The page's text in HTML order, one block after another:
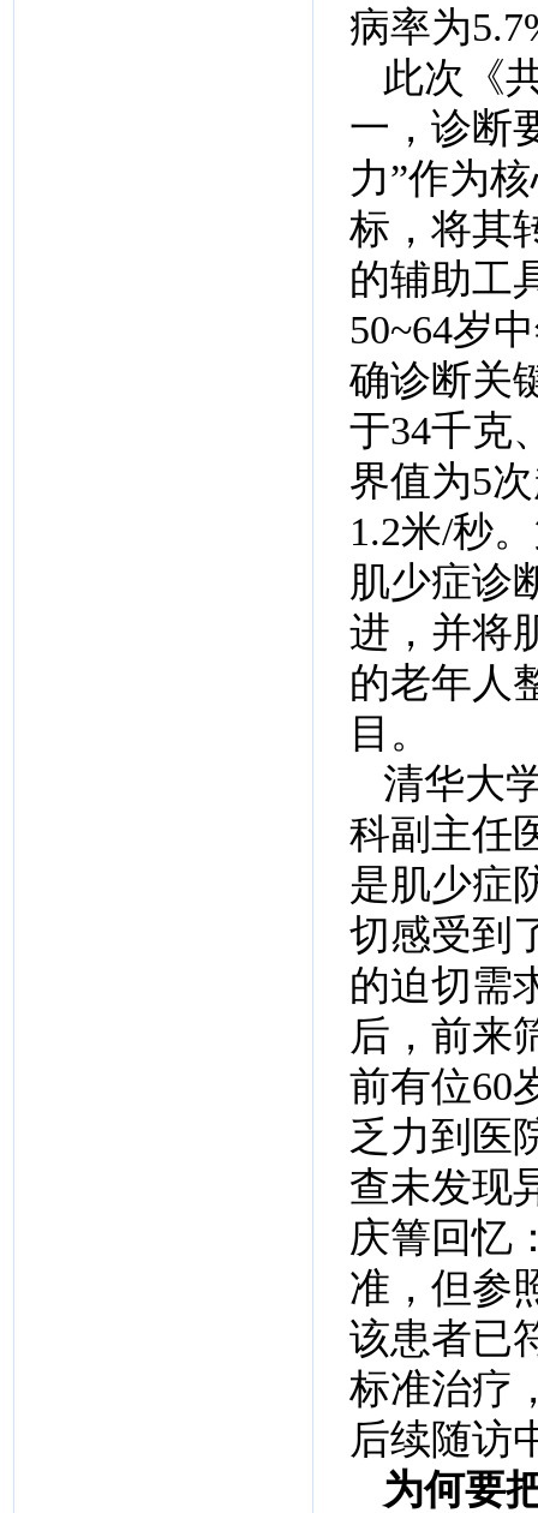
病率为
此次《
一，诊断
力”作为
标，将其
的辅助工
50~64岁
确诊断关
于34千克
界值为5
1.2米/秒
肌少症诊
进，并将
的老年人
目。
清华大
科副主任
是肌少症
切感受到
的迫切需
后，前来
前有位60
乏力到医
查未发现
庆箐回忆
准，但参
该患者已
标准治疗
后续随访
为何要